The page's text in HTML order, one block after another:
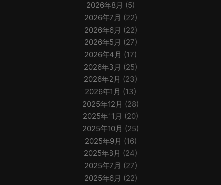
2026年8月 (5)
2026年7月 (22)
2026年6月 (22)
2026年5月 (27)
2026年4月 (17)
2026年3月 (25)
2026年2月 (23)
2026年1月 (13)
2025年12月 (28)
2025年11月 (20)
2025年10月 (25)
2025年9月 (16)
2025年8月 (24)
2025年7月 (27)
2025年6月 (22)